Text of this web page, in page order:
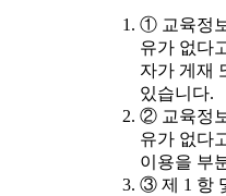
① 교육정
유가 없다
자가 게재
있습니다.
② 교육정
유가 없다
이용을 부
③ 제 1 항